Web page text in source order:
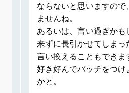
ならないと思いますので
ませんね。
あるいは、言い過ぎかも
来ずに長引かせてしまっ
言い換えることもできま
好き好んでバッチをつけ
かと。